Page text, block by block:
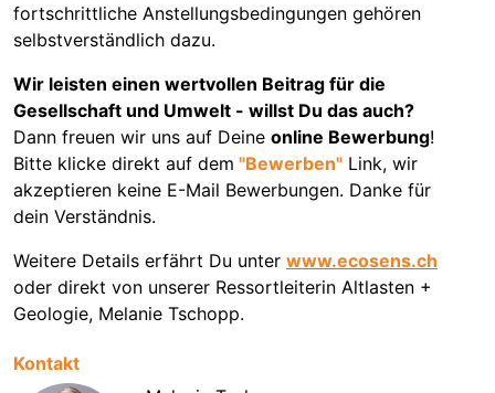
fortschrittliche Anstellungsbedingungen gehören
selbstverständlich dazu.
Wir leisten einen wertvollen Beitrag für die
Gesellschaft und Umwelt - willst Du das auch?
Dann freuen wir uns auf Deine online Bewerbung!
Bitte klicke direkt auf dem "Bewerben" Link, wir
akzeptieren keine E-Mail Bewerbungen. Danke für
dein Verständnis.
Weitere Details erfährt Du unter www.ecosens.ch
oder direkt von unserer Ressortleiterin Altlasten +
Geologie, Melanie Tschopp.
Kontakt